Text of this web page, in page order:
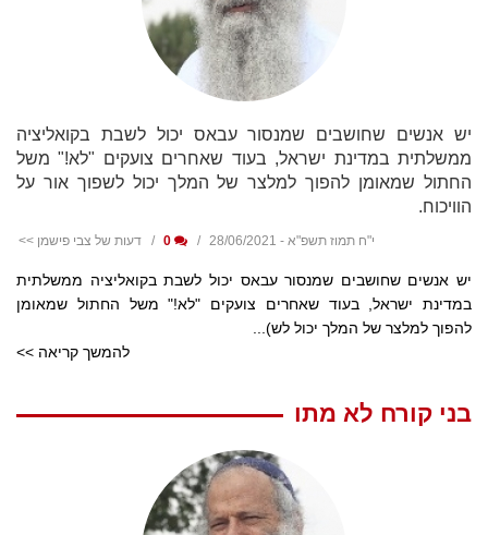
יש אנשים שחושבים שמנסור עבאס יכול לשבת בקואליציה
ממשלתית במדינת ישראל, בעוד שאחרים צועקים "לא!" משל
החתול שמאומן להפוך למלצר של המלך יכול לשפוך אור על
הוויכוח.
י"ח תמוז תשפ"א - 28/06/2021 דעות של צבי פישמן >>
יש אנשים שחושבים שמנסור עבאס יכול לשבת בקואליציה ממשלתית
במדינת ישראל, בעוד שאחרים צועקים "לא!" משל החתול שמאומן
להפוך למלצר של המלך יכול לש)...
להמשך קריאה >>
בני קורח לא מתו